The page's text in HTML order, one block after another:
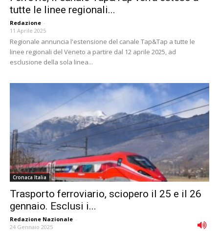
tutte le linee regionali...
Redazione -
11 Aprile 2025
Regionale annuncia l'estensione del canale Tap&Tap a tutte le
linee regionali del Veneto a partire dal 12 aprile 2025, ad
esclusione della sola linea...
Cronaca Italia
Trasporto ferroviario, sciopero il 25 e il 26
gennaio. Esclusi i...
Redazione Nazionale -
24 Gennaio 2025